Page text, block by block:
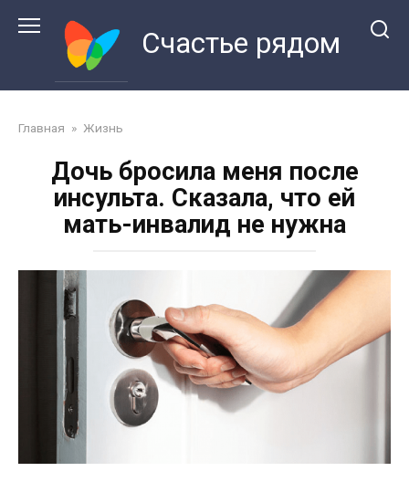
Счастье рядом
Главная » Жизнь
Дочь бросила меня после
инсульта. Сказала, что ей
мать-инвалид не нужна